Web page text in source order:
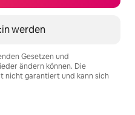
werden
Gesetzen und
ändern können. Die
nicht garantiert und kann sich